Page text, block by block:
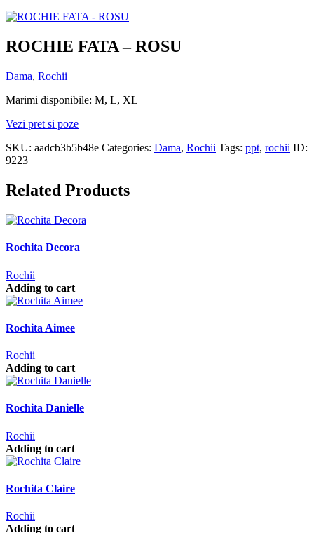
ROCHIE FATA – ROSU
Dama, Rochii
Marimi disponibile: M, L, XL
Vezi pret si poze
SKU: aadcb3b5b48e Categories: Dama, Rochii Tags: ppt, rochii ID:
9223
Related Products
Rochita Decora
Rochii
Adding to cart
Rochita Aimee
Rochii
Adding to cart
Rochita Danielle
Rochii
Adding to cart
Rochita Claire
Rochii
Adding to cart